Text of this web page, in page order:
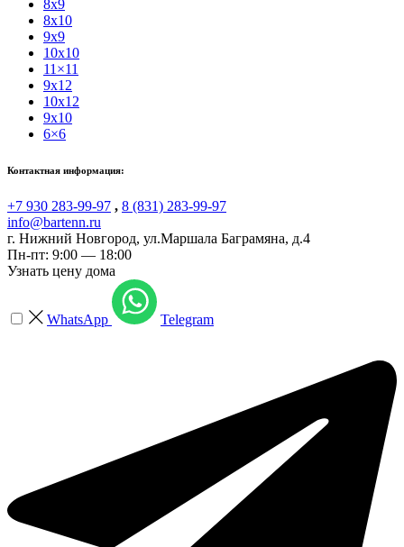
8x9
8x10
9x9
10x10
11×11
9x12
10x12
9x10
6×6
Контактная информация:
+7 930 283-99-97 , 8 (831) 283-99-97
info@bartenn.ru
г. Нижний Новгород, ул.Маршала Баграмяна, д.4
Пн-пт: 9:00 — 18:00
Узнать цену дома
WhatsApp Telegram